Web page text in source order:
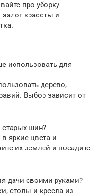
про уборку
залог красоты и
использовать для
дерево,
Выбор зависит от
старых шин?
яркие цвета и
их землей и посадите
дачи своими руками?
столы и кресла из